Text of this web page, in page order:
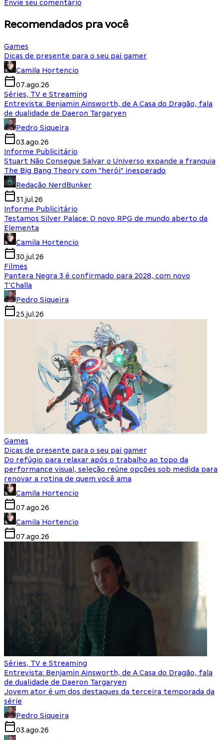
Envie seu comentário
Recomendados pra você
Games
Dicas de presente para o seu pai gamer
Camila Hortencio
07.ago.26
Séries, TV e Streaming
Entrevista: Benjamin Ainsworth, de A Casa do Dragão, fala
de dualidade de Daeron Targaryen
Pedro Siqueira
03.ago.26
Informe Publicitário
Stuart Não Consegue Salvar o Universo expande a franquia
The Big Bang Theory com “herói” inesperado
Redação NerdBunker
31.jul.26
Informe Publicitário
Testamos Silver Palace: O novo RPG de mundo aberto da
Elementa
Camila Hortencio
30.jul.26
Filmes
Pantera Negra 3 é confirmado para 2028, com novo
T'Challa
Pedro Siqueira
25.jul.26
Games
Dicas de presente para o seu pai gamer
Do refúgio para relaxar após o trabalho ao topo da
performance visual, seleção reúne opções sob medida para
renovar a rotina de quem você ama
Camila Hortencio
07.ago.26
Camila Hortencio
07.ago.26
Séries, TV e Streaming
Entrevista: Benjamin Ainsworth, de A Casa do Dragão, fala
de dualidade de Daeron Targaryen
Jovem ator é um dos destaques da terceira temporada da
série
Pedro Siqueira
03.ago.26